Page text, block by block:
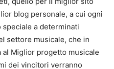
blog personale, a cui ogni
a determinati
settore musicale, che in
Miglior progetto musicale
dei vincitori verranno